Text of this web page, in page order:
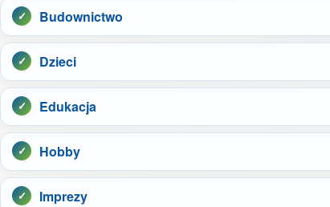
Budownictwo
Dzieci
Edukacja
Hobby
Imprezy